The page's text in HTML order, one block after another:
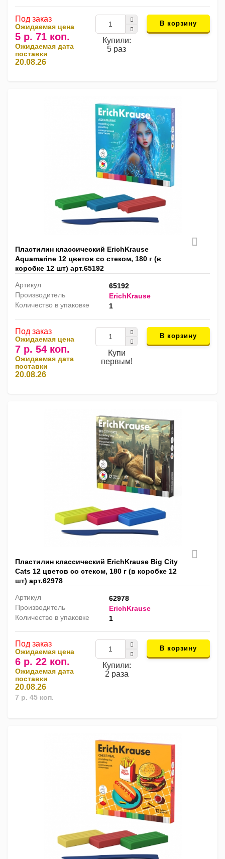
Под заказ
Ожидаемая цена
5 р. 71 коп.
Ожидаемая дата
поставки
20.08.26
Купили:
5 раз
В корзину
Пластилин классический ErichKrause
Aquamarine 12 цветов со стеком, 180 г (в
коробке 12 шт) арт.65192
Артикул
65192
Производитель
ErichKrause
Количество в упаковке
1
Под заказ
Ожидаемая цена
7 р. 54 коп.
Ожидаемая дата
поставки
20.08.26
Купи
первым!
В корзину
Пластилин классический ErichKrause Big City
Cats 12 цветов со стеком, 180 г (в коробке 12
шт) арт.62978
Артикул
62978
Производитель
ErichKrause
Количество в упаковке
1
Под заказ
Ожидаемая цена
6 р. 22 коп.
Ожидаемая дата
поставки
20.08.26
7 р. 45 коп.
Купили:
2 раза
В корзину